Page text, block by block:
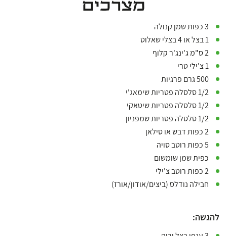
מצרכים
3 כפות שמן קנולה
1 בצל או 4 בצלי שאלוט
2 ס"מ ג'ינג'ר קלוף
1 צ'ילי טרי
500 גרם פרגיות
1/2 סלסלה פטריות שימאג'י
1/2 סלסלה פטריות שיטאקי
1/2 סלסלה פטריות שמפניון
2 כפות דבש או סילאן
5 כפות רוטב סויה
כפית שמן שומשום
2 כפות רוטב צ'ילי
חבילה נודלס (ביצים/אודון/אורז)
להגשה: